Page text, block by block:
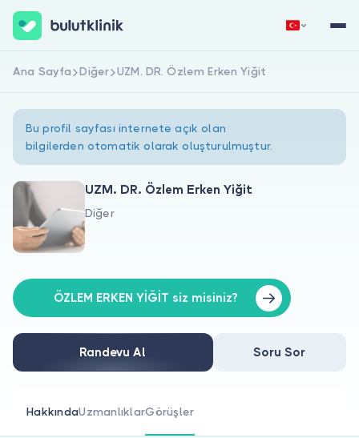
Hakkımızda
Doktorlar için
Doktor musunuz?
Hemen Kaydol Giriş Yap
Ana Sayfa Diğer UZM. DR. Özlem Erken Yiğit
Bu profil sayfası internete açık olan
bilgilerden otomatik olarak oluşturulmuştur.
UZM. DR. Özlem Erken Yiğit
Diğer
ÖZLEM ERKEN YİĞİT siz misiniz?
Randevu Al Soru Sor
HakkındaUzmanlıklarGörüşler